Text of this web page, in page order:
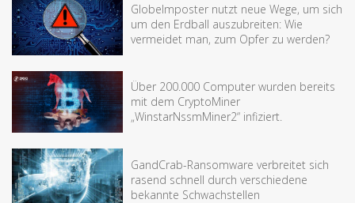
Globelmposter nutzt neue Wege, um sich
um den Erdball auszubreiten: Wie
vermeidet man, zum Opfer zu werden?
Über 200.000 Computer wurden bereits
mit dem CryptoMiner
„WinstarNssmMiner2“ infiziert.
GandCrab-Ransomware verbreitet sich
rasend schnell durch verschiedene
bekannte Schwachstellen